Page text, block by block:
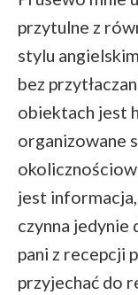
przytulne z
stylu
bez
obiektach jest
organizowane
jest
czynna jedynie
pani z recepcji
przyjechać do